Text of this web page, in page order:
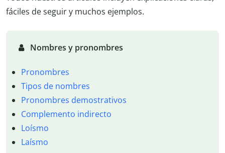
fáciles de seguir y muchos ejemplos.
Nombres y pronombres
Pronombres
Tipos de nombres
Pronombres demostrativos
Complemento indirecto
Loísmo
Laísmo